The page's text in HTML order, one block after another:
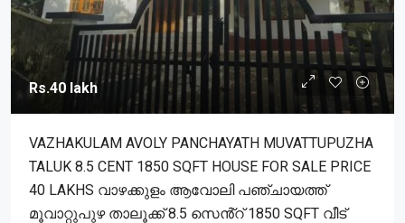
Rs.40 lakh
VAZHAKULAM AVOLY PANCHAYATH MUVATTUPUZHA
TALUK 8.5 CENT 1850 SQFT HOUSE FOR SALE PRICE
40 LAKHS വാഴക്കുളം ആവോലി പഞ്ചായത്ത്
മൂവാറ്റുപുഴ താലൂക്ക് 8.5 സെൻ്റ് 1850 SQFT വീട്